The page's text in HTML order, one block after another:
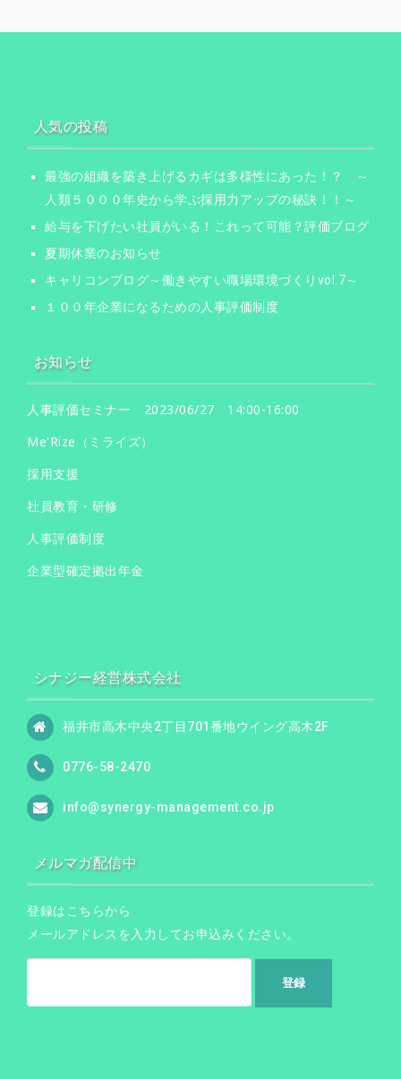
人気の投稿
最強の組織を築き上げるカギは多様性にあった！？ ～
人類５０００年史から学ぶ採用力アップの秘訣！！～
給与を下げたい社員がいる！これって可能？評価ブログ
夏期休業のお知らせ
キャリコンブログ～働きやすい職場環境づくりvol.7～
１００年企業になるための人事評価制度
お知らせ
人事評価セミナー 2023/06/27 14:00-16:00
Me'Rize（ミライズ）
採用支援
社員教育・研修
人事評価制度
企業型確定拠出年金
シナジー経営株式会社
福井市高木中央2丁目701番地ウイング高木2F
0776-58-2470
info@synergy-management.co.jp
メルマガ配信中
登録はこちらから
メールアドレスを入力してお申込みください。